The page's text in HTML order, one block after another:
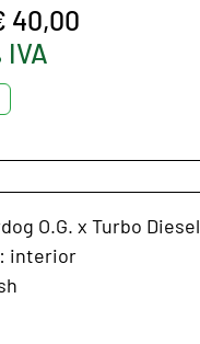
40,00
IVA
O.G. x Turbo Diesel
interior